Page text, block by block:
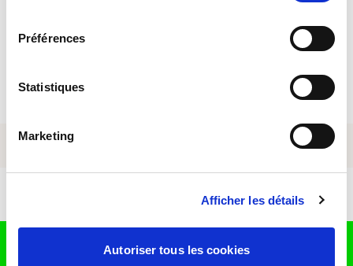
Préférences
Statistiques
Marketing
Afficher les détails
Autoriser tous les cookies
Prime de participation & CET
Retrouvez nous sur